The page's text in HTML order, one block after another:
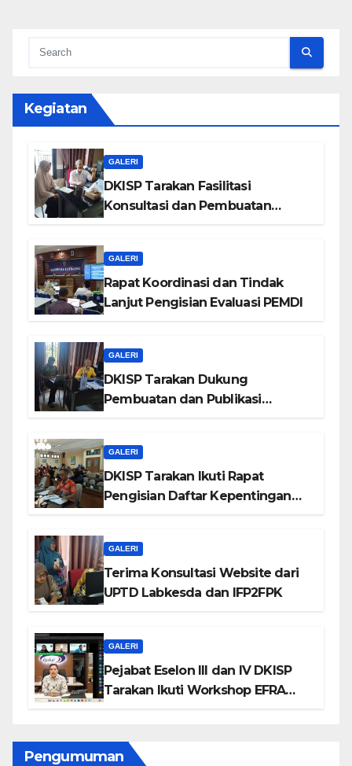
Kegiatan
GALERI
DKISP Tarakan Fasilitasi
Konsultasi dan Pembuatan
GALERI
Rapat Koordinasi dan Tindak
Lanjut Pengisian Evaluasi PEMDI
GALERI
DKISP Tarakan Dukung
Pembuatan dan Publikasi
GALERI
DKISP Tarakan Ikuti Rapat
Pengisian Daftar Kepentingan
GALERI
Terima Konsultasi Website dari
UPTD Labkesda dan IFP2FPK
GALERI
Pejabat Eselon III dan IV DKISP
Tarakan Ikuti Workshop EFRA
Pengumuman